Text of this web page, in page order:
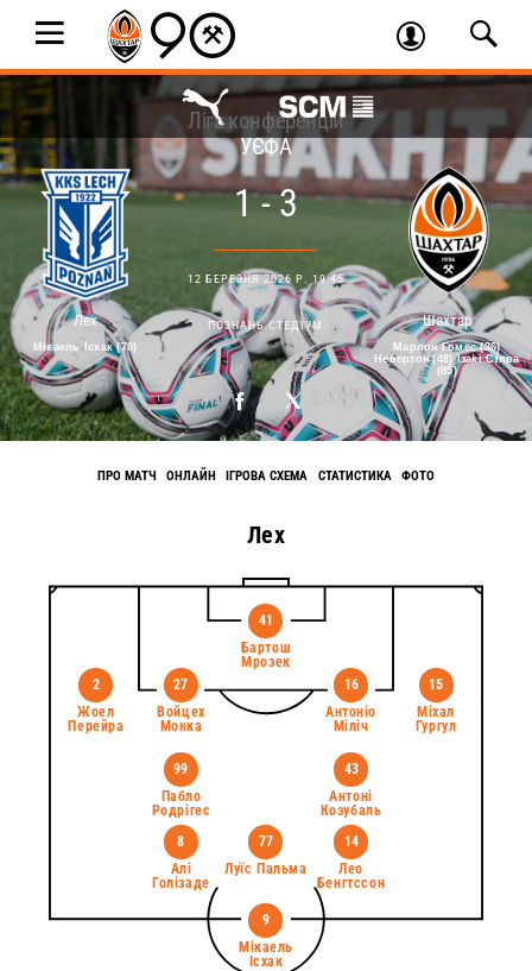
Лех
Мікаель Ісхак (70)
Ліга конференцій
УЄФА
1 - 3
12 БЕРЕЗНЯ 2026 Р. 19:45
ПОЗНАНЬ СТЕДІУМ Шахтар
Марлон Гомес (36)
Невертон (48) Ізакі Сілва
(85)
ПРО МАТЧ ОНЛАЙН ІГРОВА СХЕМА СТАТИСТИКА ФОТО
Лех
41
Бартош
Мрозек
2
Жоел
Перейра
27
Войцех
Монка
16
Антоніо
Міліч
15
Міхал
Гургул
99
Пабло
Родрігес
43
Антоні
Козубаль
8
Алі
Голізаде
77
Луїс Пальма
14
Лео
Бенгтссон
9
Мікаель
Ісхак